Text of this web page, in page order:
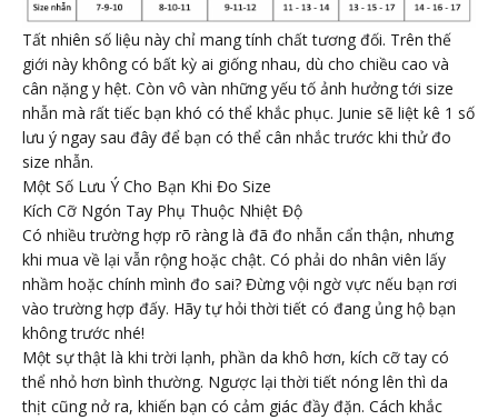
Tất nhiên số liệu này chỉ mang tính chất tương đối. Trên thế
giới này không có bất kỳ ai giống nhau, dù cho chiều cao và
cân nặng y hệt. Còn vô vàn những yếu tố ảnh hưởng tới size
nhẫn mà rất tiếc bạn khó có thể khắc phục. Junie sẽ liệt kê 1 số
lưu ý ngay sau đây để bạn có thể cân nhắc trước khi thử đo
size nhẫn.
Một Số Lưu Ý Cho Bạn Khi Đo Size
Kích Cỡ Ngón Tay Phụ Thuộc Nhiệt Độ
Có nhiều trường hợp rõ ràng là đã đo nhẫn cẩn thận, nhưng
khi mua về lại vẫn rộng hoặc chật. Có phải do nhân viên lấy
nhầm hoặc chính mình đo sai? Đừng vội ngờ vực nếu bạn rơi
vào trường hợp đấy. Hãy tự hỏi thời tiết có đang ủng hộ bạn
không trước nhé!
Một sự thật là khi trời lạnh, phần da khô hơn, kích cỡ tay có
thể nhỏ hơn bình thường. Ngược lại thời tiết nóng lên thì da
thịt cũng nở ra, khiến bạn có cảm giác đầy đặn. Cách khắc